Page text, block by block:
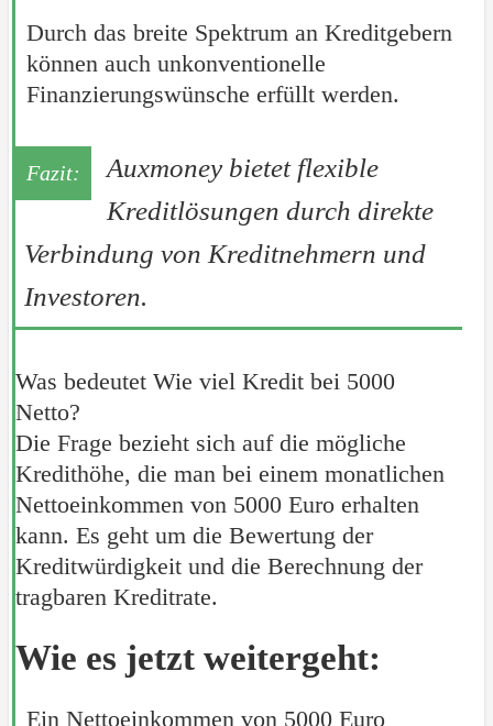
Durch das breite Spektrum an Kreditgebern
können auch unkonventionelle
Finanzierungswünsche erfüllt werden.
Auxmoney bietet flexible
Kreditlösungen durch direkte
Verbindung von Kreditnehmern und
Investoren.
Was bedeutet Wie viel Kredit bei 5000
Netto?
Die Frage bezieht sich auf die mögliche
Kredithöhe, die man bei einem monatlichen
Nettoeinkommen von 5000 Euro erhalten
kann. Es geht um die Bewertung der
Kreditwürdigkeit und die Berechnung der
tragbaren Kreditrate.
Wie es jetzt weitergeht:
Ein Nettoeinkommen von 5000 Euro